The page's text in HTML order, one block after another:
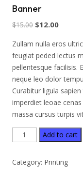
Banner
$15.00 $12.00
Zullam nulla eros
feugiat peded lectus
pellentesque facilisis.
neque leo dolor
Curabitur ligula
imperdiet leoae
massa cursus turpis
Add to cart
Category: Printing